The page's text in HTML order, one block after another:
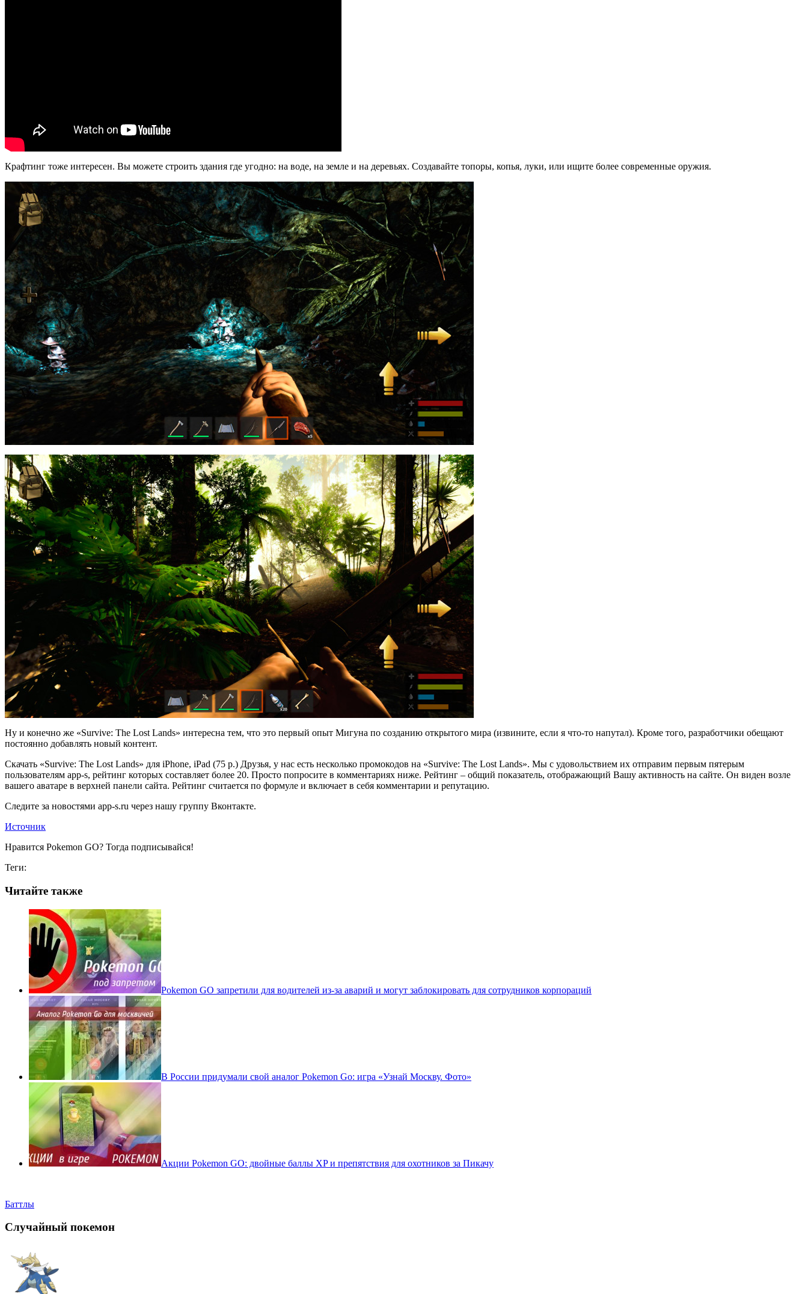
Крафтинг тоже интересен. Вы можете строить здания где угодно: на воде, на земле и на деревьях. Создавайте топоры, копья, луки, или ищите более современные оружия.
Ну и конечно же «Survive: The Lost Lands» интересна тем, что это первый опыт Мигуна по созданию открытого мира (извините, если я что-то напутал). Кроме того, разработчики обещают
постоянно добавлять новый контент.
Скачать «Survive: The Lost Lands» для iPhone, iPad (75 р.) Друзья, у нас есть несколько промокодов на «Survive: The Lost Lands». Мы с удовольствием их отправим первым пятерым
пользователям app-s, рейтинг которых составляет более 20. Просто попросите в комментариях ниже. Рейтинг – общий показатель, отображающий Вашу активность на сайте. Он виден возле
вашего аватаре в верхней панели сайта. Рейтинг считается по формуле и включает в себя комментарии и репутацию.
Следите за новостями app-s.ru через нашу группу Вконтакте.
Источник
Нравится Pokemon GO? Тогда подписывайся!
Теги:
Читайте также
Pokеmon GO запретили для водителей из-за аварий и могут заблокировать для сотрудников корпораций
В России придумали свой аналог Pokemon Go: игра «Узнай Москву. Фото»
Акции Pokemon GO: двойные баллы XP и препятствия для охотников за Пикачу
Баттлы
Случайный покемон